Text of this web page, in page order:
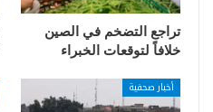
تراجع التضخم في الصين
خلافاً لتوقعات الخبراء
أخبار صحفية